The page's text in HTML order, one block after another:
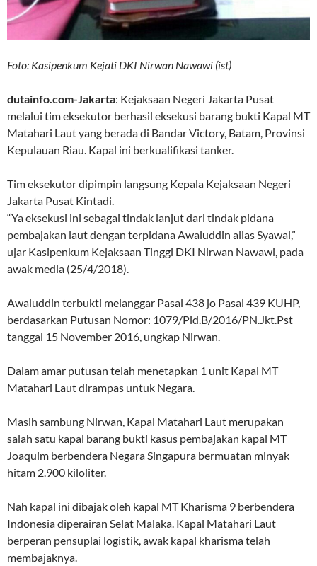
Foto: Kasipenkum Kejati DKI Nirwan Nawawi (ist)
dutainfo.com-Jakarta: Kejaksaan Negeri Jakarta Pusat
melalui tim eksekutor berhasil eksekusi barang bukti Kapal MT
Matahari Laut yang berada di Bandar Victory, Batam, Provinsi
Kepulauan Riau. Kapal ini berkualifikasi tanker.
Tim eksekutor dipimpin langsung Kepala Kejaksaan Negeri
Jakarta Pusat Kintadi.
“Ya eksekusi ini sebagai tindak lanjut dari tindak pidana
pembajakan laut dengan terpidana Awaluddin alias Syawal,”
ujar Kasipenkum Kejaksaan Tinggi DKI Nirwan Nawawi, pada
awak media (25/4/2018).
Awaluddin terbukti melanggar Pasal 438 jo Pasal 439 KUHP,
berdasarkan Putusan Nomor: 1079/Pid.B/2016/PN.Jkt.Pst
tanggal 15 November 2016, ungkap Nirwan.
Dalam amar putusan telah menetapkan 1 unit Kapal MT
Matahari Laut dirampas untuk Negara.
Masih sambung Nirwan, Kapal Matahari Laut merupakan
salah satu kapal barang bukti kasus pembajakan kapal MT
Joaquim berbendera Negara Singapura bermuatan minyak
hitam 2.900 kiloliter.
Nah kapal ini dibajak oleh kapal MT Kharisma 9 berbendera
Indonesia diperairan Selat Malaka. Kapal Matahari Laut
berperan pensuplai logistik, awak kapal kharisma telah
membajaknya.